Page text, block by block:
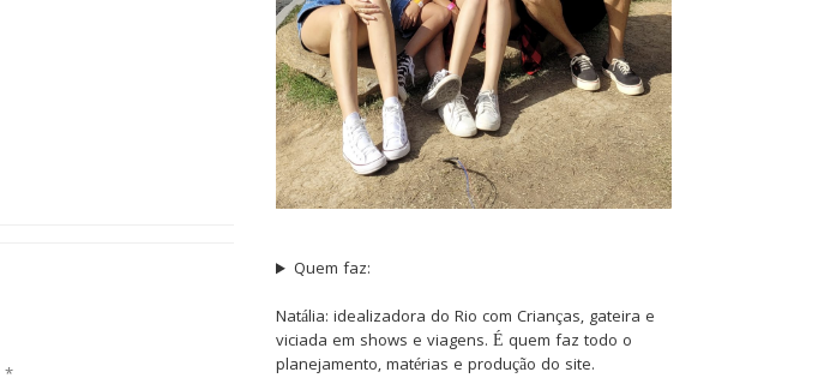
*
Quem faz:
Natália: idealizadora do Rio com Crianças, gateira e
viciada em shows e viagens. É quem faz todo o
planejamento, matérias e produção do site.